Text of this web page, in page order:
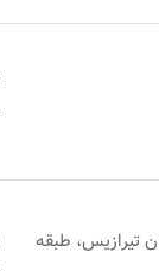
تیرازیس، طبقه